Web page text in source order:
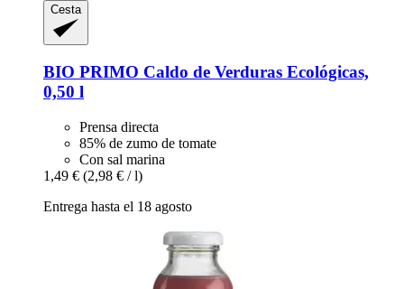
Cesta
BIO PRIMO Caldo de Verduras Ecológicas,
0,50 l
Prensa directa
85% de zumo de tomate
Con sal marina
1,49 € (2,98 € / l)
Entrega hasta el 18 agosto